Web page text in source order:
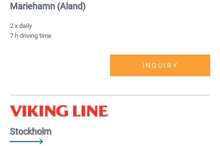
Mariehamn (Aland)
2 x daily
7 h driving time
INQUIRY
Stockholm